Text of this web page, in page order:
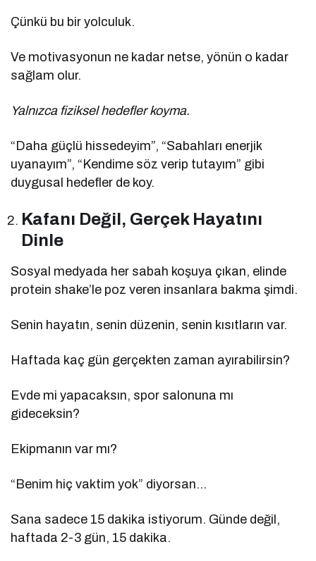
Çünkü bu bir yolculuk.
Ve motivasyonun ne kadar netse, yönün o kadar
sağlam olur.
Yalnızca fiziksel hedefler koyma.
“Daha güçlü hissedeyim”, “Sabahları enerjik
uyanayım”, “Kendime söz verip tutayım” gibi
duygusal hedefler de koy.
Kafanı Değil, Gerçek Hayatını
Dinle
Sosyal medyada her sabah koşuya çıkan, elinde
protein shake’le poz veren insanlara bakma şimdi.
Senin hayatın, senin düzenin, senin kısıtların var.
Haftada kaç gün gerçekten zaman ayırabilirsin?
Evde mi yapacaksın, spor salonuna mı
gideceksin?
Ekipmanın var mı?
“Benim hiç vaktim yok” diyorsan…
Sana sadece 15 dakika istiyorum. Günde değil,
haftada 2-3 gün, 15 dakika.